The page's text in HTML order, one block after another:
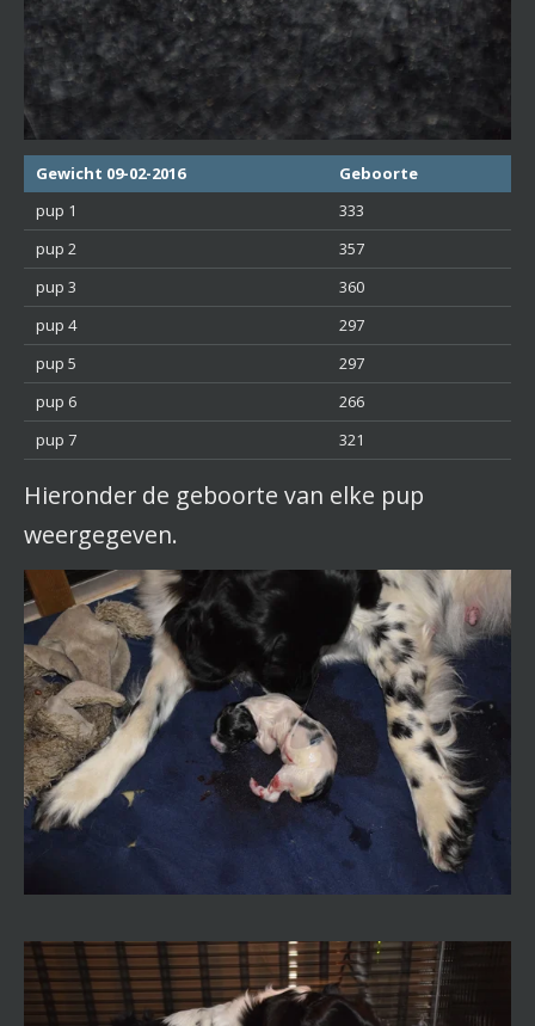
Gewicht 09-02-2016
Geboorte
pup 1
333
pup 2
357
pup 3
360
pup 4
297
pup 5
297
pup 6
266
pup 7
321
Hieronder de geboorte van elke pup
weergegeven.